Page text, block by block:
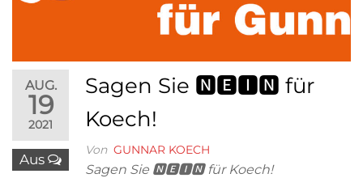
AUG.
19
2021
Aus
Sagen Sie 🅽🅴🅸🅽 für
Koech!
Von GUNNAR KOECH
Sagen Sie 🅽🅴🅸🅽 für Koech!